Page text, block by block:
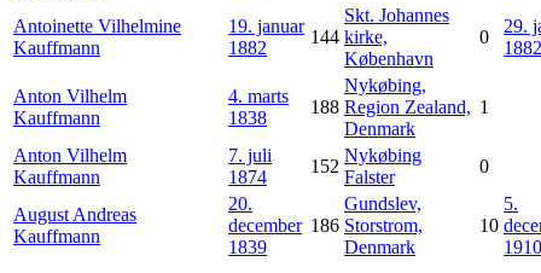
Antoinette Vilhelmine
Kauffmann
19. januar
1882
144
Skt. Johannes
kirke,
København
0
29.
1882
Anton Vilhelm
Kauffmann
4. marts
1838
188
Nykøbing,
Region Zealand,
Denmark
1
Anton Vilhelm
Kauffmann
7. juli
1874
152
Nykøbing
Falster
0
August Andreas
Kauffmann
20.
december
1839
186
Gundslev,
Storstrom,
Denmark
10
5.
1910